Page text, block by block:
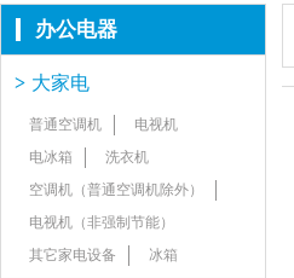
办公电器
> 大家电
普通空调机
电视机
电冰箱
洗衣机
空调机（普通空调机除外）
电视机（非强制节能）
其它家电设备
冰箱